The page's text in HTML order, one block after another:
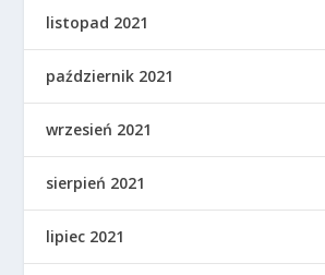
listopad 2021
październik 2021
wrzesień 2021
sierpień 2021
lipiec 2021